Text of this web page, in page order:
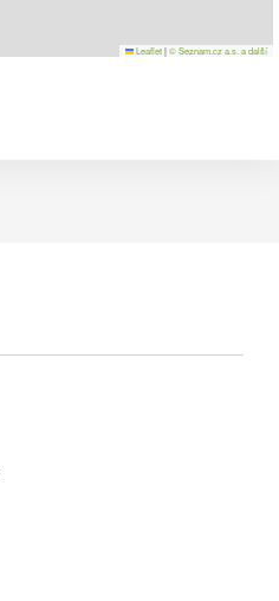
Leaflet|© Seznam.cz a.s. a další